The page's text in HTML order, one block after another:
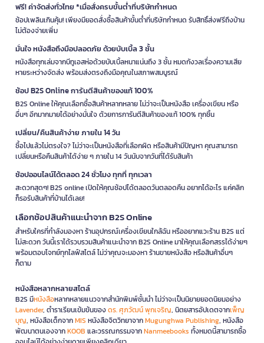
ฟรี! ค่าจัดส่งทั่วไทย *เมื่อสั่งครบขั้นต่ำที่บริษัทกำหนด
ช้อปเพลินเกินคุ้ม! เพียงมียอดสั่งซื้อสินค้าขั้นต่ำที่บริษัทกำหนด รับสิทธิ์ส่งฟรีถึงบ้าน
ไม่ต้องจ่ายเพิ่ม
มั่นใจ หนังสือถึงมือปลอดภัย ด้วยบับเบิ้ล 3 ชั้น
หนังสือทุกเล่มจากบีทูเอสห่อด้วยบับเบิ้ลหนาแน่นถึง 3 ชั้น หมดกังวลเรื่องความเสีย
หายระหว่างจัดส่ง พร้อมส่งตรงถึงมือคุณในสภาพสมบูรณ์
ช้อป B2S Online การันตีสินค้าของแท้ 100%
B2S Online ให้คุณเลือกซื้อสินค้าหลากหลาย ไม่ว่าจะเป็นหนังสือ เครื่องเขียน หรือ
อื่นๆ อีกมากมายได้อย่างมั่นใจ ด้วยการการันตีสินค้าของแท้ 100% ทุกชิ้น
เปลี่ยน/คืนสินค้าง่าย ภายใน 14 วัน
ซื้อไปแล้วไม่ตรงใจ? ไม่ว่าจะเป็นหนังสือที่เลือกผิด หรือสินค้ามีปัญหา คุณสามารถ
เปลี่ยนหรือคืนสินค้าได้ง่าย ๆ ภายใน 14 วันนับจากวันที่ได้รับสินค้า
ช้อปออนไลน์ได้ตลอด 24 ชั่วโมง ทุกที่ ทุกเวลา
สะดวกสุดๆ! B2S online เปิดให้คุณช้อปได้ตลอดวันตลอดคืน อยากได้อะไร แค่คลิก
ก็รอรับสินค้าที่บ้านได้เลย!
เลือกช้อปสินค้าแนะนำจาก B2S Online
สำหรับใครที่กำลังมองหา ร้านอุปกรณ์เครื่องเขียนใกล้ฉัน หรืออยากแวะร้าน B2S แต่
ไม่สะดวก วันนี้เราได้รวบรวมสินค้าแนะนำจาก B2S Online มาให้คุณเลือกสรรได้ง่ายๆ
พร้อมตอบโจทย์ทุกไลฟ์สไตล์ ไม่ว่าคุณจะมองหา ร้านขายหนังสือ หรือสินค้าอื่นๆ
ก็ตาม
หนังสือหลากหลายสไตล์
B2S มีหนังสือหลากหลายแนวจากสำนักพิมพ์ชั้นนำ ไม่ว่าจะเป็นนิยายยอดนิยมอย่าง
Lavender, ตำราเรียนเข้มข้นของดร. ศุภวัฒน์ พุกเจริญ, นิตยสารอัปเดตจากเพ็ญ
บุญ, หนังสือเด็กจากMIS หนังสือจิตวิทยาจากMugunghwa Publishing, หนังสือ
พัฒนาตนเองจากKOOB และวรรณกรรมจากNanmeebooks ทั้งหมดนี้สามารถซื้อ